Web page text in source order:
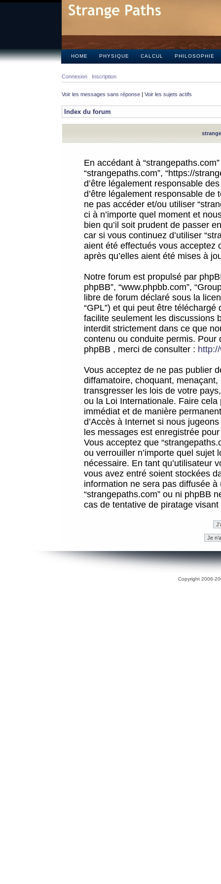
HOME PHYSIQUE CALCUL PHILOSOPHIE
Connexion Inscription
Voir les messages sans réponse | Voir les sujets actifs
Index du forum
En accédant à
“strangepaths.com”, “https://
d’être légalement responsable
d’être légalement responsable
ne pas accéder et/ou utiliser
ci à n’importe quel moment et
bien qu’il soit prudent de passer
car si vous continuez d’utiliser
aient été effectués vous acceptez
après qu’elles aient été mises à
Notre forum est propulsé par
phpBB”, “www.phpbb.com”,
libre de forum déclaré sous la
“GPL”) et qui peut être téléchargé
facilite seulement les discussions
interdit strictement dans ce que
contenu ou conduite permis.
phpBB , merci de consulter :
Vous acceptez de ne pas publier
diffamatoire, choquant,
transgresser les lois de votre
ou la Loi Internationale. Faire
immédiat et de manière
d’Accès à Internet si nous
les messages est enregistrée
Vous acceptez que
ou verrouiller n’importe quel sujet
nécessaire. En tant qu’utilisateur
vous avez entré soient stockées
information ne sera pas diffusée
“strangepaths.com” ou ni phpBB
cas de tentative de piratage
Copyright 2006-